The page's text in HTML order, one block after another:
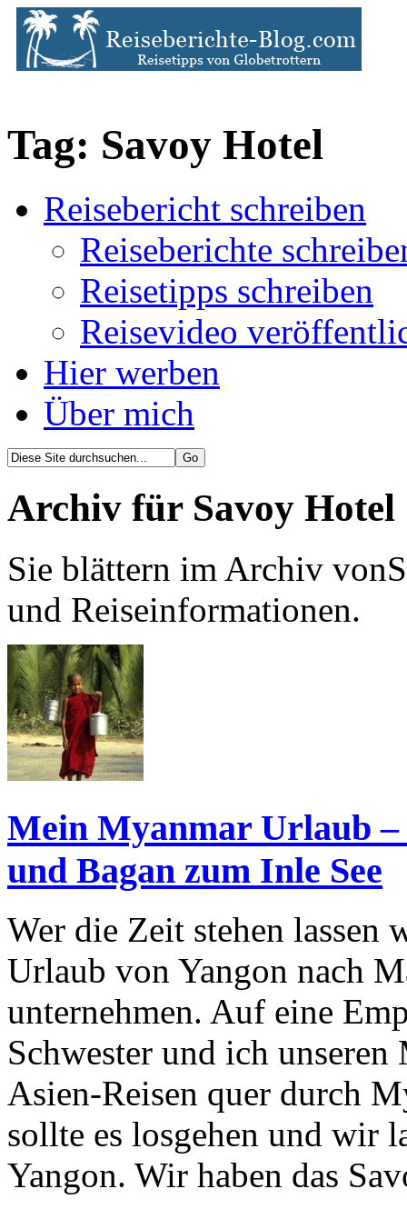
Tag: Savoy Hotel
Reisebericht schreiben
Reiseberichte
Reisetipps schreiben
Reisevideo
Hier werben
Über mich
Archiv für Savoy Hotel
Sie blättern im Archiv
und Reiseinformationen.
Mein Myanmar Urlaub –
und Bagan zum Inle See
Wer die Zeit stehen
Urlaub von Yangon nach
unternehmen. Auf eine
Schwester und ich
Asien-Reisen quer durch
sollte es losgehen und wir
Yangon. Wir haben das